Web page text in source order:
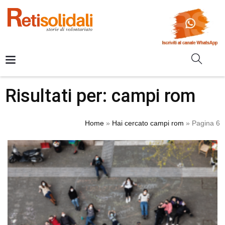
Risultati per: campi rom
Home » Hai cercato campi rom » Pagina 6